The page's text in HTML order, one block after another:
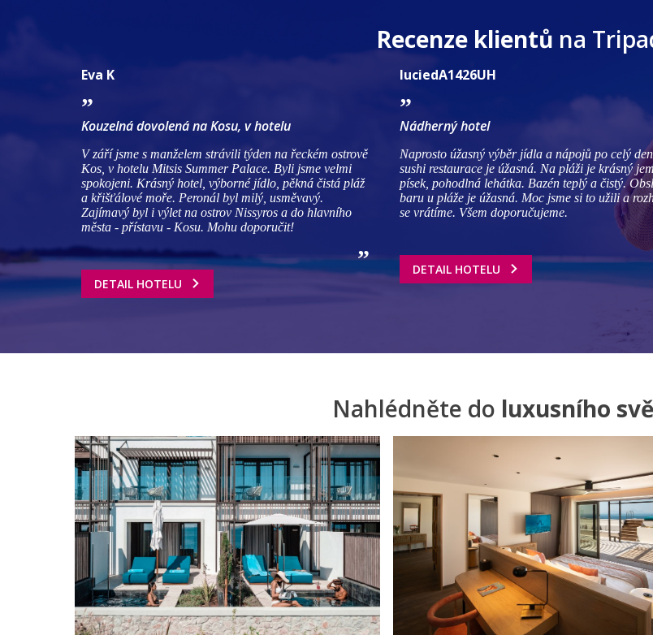
Recenze klientů na
Eva K
Kouzelná dovolená na Kosu, v hotelu
V září jsme s manželem strávili týden na řeckém ostrově
Kos, v hotelu Mitsis Summer Palace. Byli jsme velmi
spokojeni. Krásný hotel, výborné jídlo, pěkná čistá pláž
a křišťálové moře. Peronál byl milý, usměvavý.
Zajímavý byl i výlet na ostrov Nissyros a do hlavního
města - přístavu - Kosu. Mohu doporučit!
DETAIL HOTELU
luciedA1426UH
Nádherný hotel
Naprosto úžasný výběr jídla a nápojů po celý
sushi restaurace je úžasná. Na pláži je krásný
písek, pohodlná lehátka. Bazén teplý a čistý.
baru u pláže je úžasná. Moc jsme si to užili a
se vrátíme. Všem doporučujeme.
DETAIL HOTELU
Nahlédněte do luxusního